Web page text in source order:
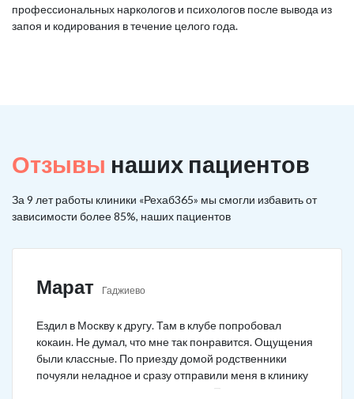
профессиональных наркологов и психологов после вывода из
запоя и кодирования в течение целого года.
Отзывы наших пациентов
За 9 лет работы клиники «Рехаб365» мы смогли избавить от
зависимости более 85%, наших пациентов
Марат Гаджиево
Ездил в Москву к другу. Там в клубе попробовал
кокаин. Не думал, что мне так понравится. Ощущения
были классные. По приезду домой родственники
почуяли неладное и сразу отправили меня в клинику
после того как я им все рассказал. Прошел курс